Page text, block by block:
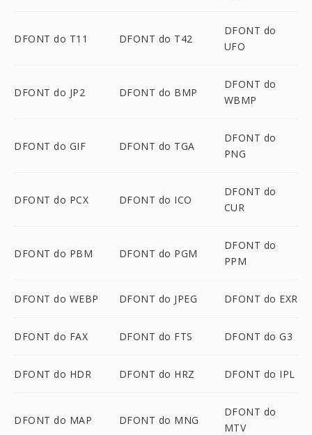
DFONT do T11 DFONT do T42
DFONT do
UFO
DFONT do JP2 DFONT do BMP
DFONT do
WBMP
DFONT do GIF DFONT do TGA
DFONT do
PNG
DFONT do PCX DFONT do ICO
DFONT do
CUR
DFONT do PBM DFONT do PGM
DFONT do
PPM
DFONT do WEBP DFONT do JPEG DFONT do EXR
DFONT do FAX DFONT do FTS DFONT do G3
DFONT do HDR DFONT do HRZ DFONT do IPL
DFONT do MAP DFONT do MNG
DFONT do
MTV